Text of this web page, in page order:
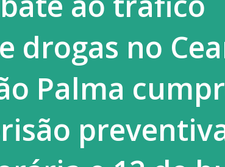
Assistida (LA), previstas para
No documento, o MP
no
Palma